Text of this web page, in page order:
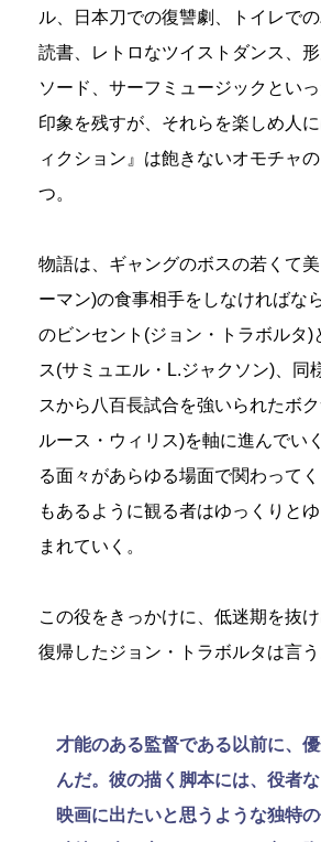
ル、日本刀での復讐劇、トイレで
読書、レトロなツイストダンス、
ソード、サーフミュージックとい
印象を残すが、それらを楽しめ人
ィクション』は飽きないオモチャ
つ。
物語は、ギャングのボスの若くて
ーマン)の食事相手をしなければな
のビンセント(ジョン・トラボルタ)
ス(サミュエル・L.ジャクソン)、同
スから八百長試合を強いられたボ
ルース・ウィリス)を軸に進んでい
る面々があらゆる場面で関わって
もあるように観る者はゆっくりと
まれていく。
この役をきっかけに、低迷期を抜
復帰したジョン・トラボルタは言う
才能のある監督である以前に、
んだ。彼の描く脚本には、役者
映画に出たいと思うような独特の